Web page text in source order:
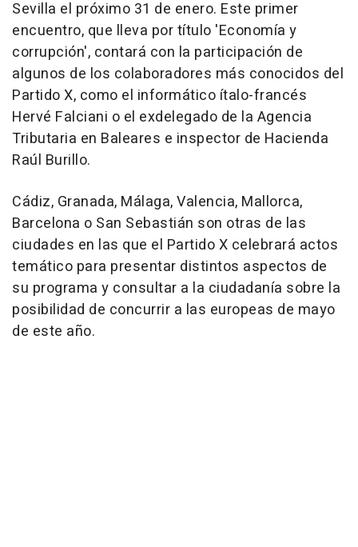
Sevilla el próximo 31 de enero. Este primer
encuentro, que lleva por título 'Economía y
corrupción', contará con la participación de
algunos de los colaboradores más conocidos del
Partido X, como el informático ítalo-francés
Hervé Falciani o el exdelegado de la Agencia
Tributaria en Baleares e inspector de Hacienda
Raúl Burillo.
Cádiz, Granada, Málaga, Valencia, Mallorca,
Barcelona o San Sebastián son otras de las
ciudades en las que el Partido X celebrará actos
temático para presentar distintos aspectos de
su programa y consultar a la ciudadanía sobre la
posibilidad de concurrir a las europeas de mayo
de este año.